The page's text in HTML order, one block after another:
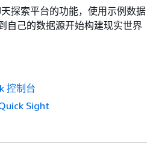
探索平台的功能，使用示例数据
自己的数据源开始构建现实世界
控制台
Sight